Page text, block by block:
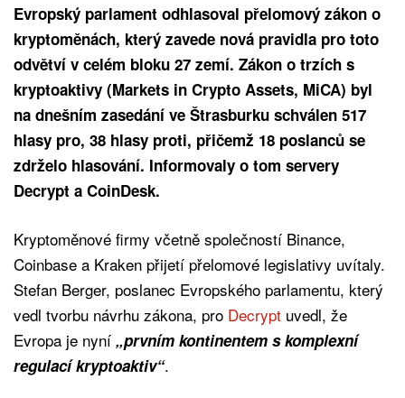
Evropský parlament odhlasoval přelomový zákon o
kryptoměnách, který zavede nová pravidla pro toto
odvětví v celém bloku 27 zemí. Zákon o trzích s
kryptoaktivy (Markets in Crypto Assets, MiCA) byl
na dnešním zasedání ve Štrasburku schválen 517
hlasy pro, 38 hlasy proti, přičemž 18 poslanců se
zdrželo hlasování. Informovaly o tom servery
Decrypt a CoinDesk.
Kryptoměnové firmy včetně společností Binance,
Coinbase a Kraken přijetí přelomové legislativy uvítaly.
Stefan Berger, poslanec Evropského parlamentu, který
vedl tvorbu návrhu zákona, pro Decrypt uvedl, že
Evropa je nyní „prvním kontinentem s komplexní
regulací kryptoaktiv“.